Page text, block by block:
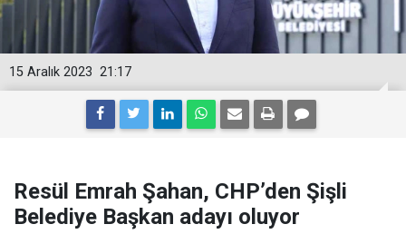
21:17
15 Aralık 2023
Resül Emrah Şahan, CHP’den Şişli
Belediye Başkan adayı oluyor